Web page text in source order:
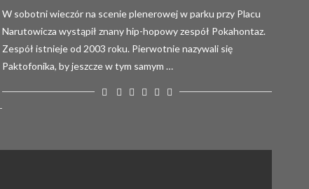
W sobotni wieczór na scenie plenerowej w parku przy Placu
Narutowicza wystąpił znany hip-hopowy zespół Pokahontaz.
Zespół istnieje od 2003 roku. Pierwotnie nazywali się
Paktofonika, by jeszcze w tym samym …